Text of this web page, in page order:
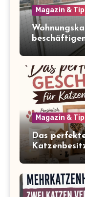
Magazin &
Balkon
Magazin &
Das